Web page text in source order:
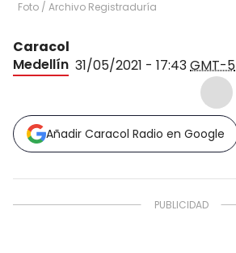
Foto / Archivo Registraduría
Caracol
Medellín 31/05/2021 - 17:43GMT-5
Añadir Caracol Radio en Google